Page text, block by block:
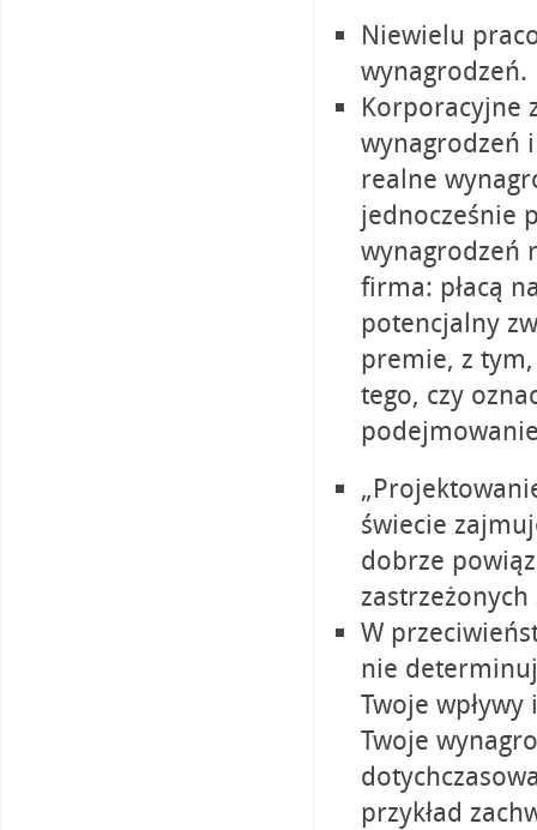
Niewielu
wynagrodzeń.
Korporacyjne
wynagrodzeń
realne
jednocześnie
wynagrodzeń
firma: płacą
potencjalny
premie, z
tego, czy
świecie
dobrze
zastrzeżonych
W
nie
Twoje
Twoje
przykład